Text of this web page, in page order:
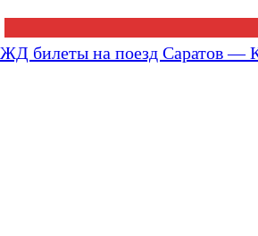
ЖД билеты на поезд Саратов —